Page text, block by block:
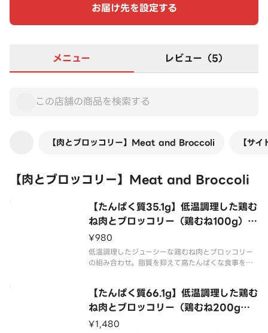
お届け先を設定する
メニュー レビュー（5）
【肉とブロッコリー】Meat and Broccoli 【サ
【肉とブロッコリー】Meat and Broccoli
【たんぱく質35.1g】低温調理した鶏む
ね肉とブロッコリー（鶏むね100g）
【Protein35.1g】Low-Temperatur
e Cooked Chicken Breast ＆ Bro
ccoli （Breast 100g）
¥980
低温調理したジューシーな鶏むね肉とブロッコリー
の組み合わせ。脂質を抑えて高たんぱくな食事をし
【たんぱく質66.1g】低温調理した鶏む
ね肉とブロッコリー（鶏むね200g）
【Protein66.1g】Low-Temperatur
¥1,480